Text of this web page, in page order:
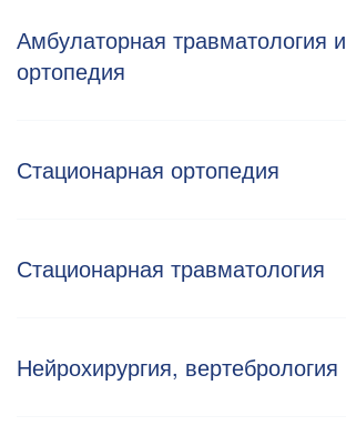
Амбулаторная травматология и
ортопедия
Стационарная ортопедия
Стационарная травматология
Нейрохирургия, вертебрология